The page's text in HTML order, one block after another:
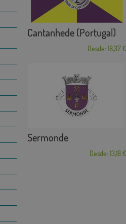
Cantanhede (Portugal)
Desde: 18,37 €
Sermonde
Desde: 13,18 €